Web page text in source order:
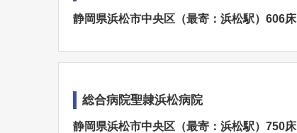
静岡県浜松市中央区（最寄：浜松駅）606床
総合病院聖隷浜松病院
静岡県浜松市中央区（最寄：浜松駅）750床